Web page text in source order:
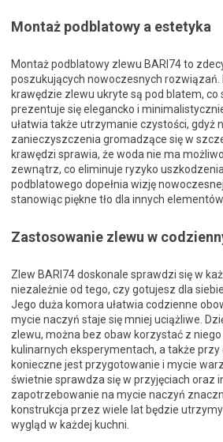
Montaż podblatowy a estetyka
Montaż podblatowy zlewu BARI74 to
poszukujących nowoczesnych rozwiązań.
krawędzie zlewu ukryte są pod blatem, co
prezentuje się elegancko i
ułatwia także utrzymanie czystości, gdyż
zanieczyszczenia gromadzące się w
krawędzi sprawia, że woda nie ma
zewnątrz, co eliminuje ryzyko
podblatowego dopełnia wizję
stanowiąc piękne tło dla innych
Zastosowanie zlewu w
Zlew BARI74 doskonale sprawdzi się w
niezależnie od tego, czy gotujesz dla
Jego duża komora ułatwia codzienne
mycie naczyń staje się mniej uciążliwe.
zlewu, można bez obaw korzystać z
kulinarnych eksperymentach, a także
konieczne jest przygotowanie i mycie
świetnie sprawdza się w przyjęciach oraz
zapotrzebowanie na mycie naczyń
konstrukcja przez wiele lat będzie
wygląd w każdej kuchni.